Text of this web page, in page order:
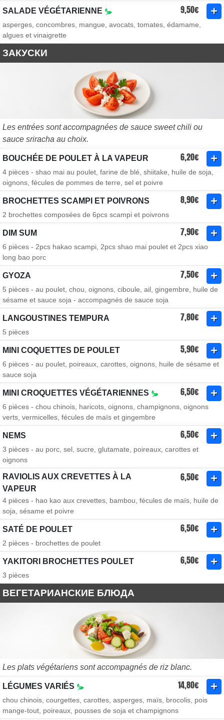
SALADE VÉGÉTARIENNE 9,50€
asperges, concombres, mangue, avocats, tomates, édamame,
algues et vinaigrette
ЗАКУСКИ
Les entrées sont accompagnées de sauce sweet chili ou
sauce sriracha au choix.
BOUCHÉE DE POULET À LA VAPEUR 6,20€
4 pièces - shao mai au poulet, farine de blé, shiitake, huile de soja,
oignons, fécules de pommes de terre, sel et poivre
BROCHETTES SCAMPI ET POIVRONS 8,90€
2 brochettes composées de 6pcs scampi et poivrons
DIM SUM 7,90€
6 pièces - 2pcs hakao scampi, 2pcs shao mai poulet et 2pcs xiao
long bao porc
GYOZA 7,50€
5 pièces - au poulet, chou, oignons, ciboule, ail, gingembre, huile de
sésame et sauce soja - accompagnés de sauce soja
LANGOUSTINES TEMPURA 7,80€
5 pièces
MINI COQUETTES DE POULET 5,90€
6 pièces - au poulet, poireaux, carottes, oignons, huile de sésame et
sauce soja
MINI CROQUETTES VÉGÉTARIENNES 6,50€
6 pièces - chou chinois, haricots, oignons, champignons, oignons
verts, vermicelles, fécules de maïs et gingembre
NEMS 6,50€
3 pièces - au porc, sel, sucre, glutamate, poireaux, carottes et
oignons
RAVIOLIS AUX CREVETTES À LA
VAPEUR
6,50€
4 pièces - hao kao aux crevettes, bambou, fécules de maïs, huile de
soja, sésame et poivre
SATÉ DE POULET 6,50€
2 pièces - brochettes de poulet
YAKITORI BROCHETTES POULET 6,50€
3 pièces
ВЕГЕТАРИАНСКИЕ БЛЮДА
Les plats végétariens sont accompagnés de riz blanc.
LÉGUMES VARIÉS 14,80€
chou chinois, courgettes, carottes, asperges, maïs, brocolis, pois
mange-tout, poireaux, pousses de soja et champignons